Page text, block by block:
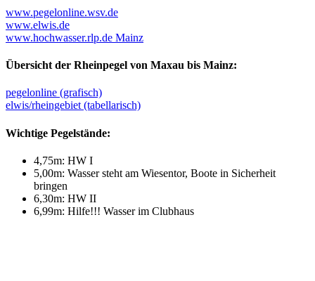
www.pegelonline.wsv.de
www.elwis.de
www.hochwasser.rlp.de Mainz
Übersicht der Rheinpegel von Maxau bis Mainz:
pegelonline (grafisch)
elwis/rheingebiet (tabellarisch)
Wichtige Pegelstände:
4,75m: HW I
5,00m: Wasser steht am Wiesentor, Boote in Sicherheit
bringen
6,30m: HW II
6,99m: Hilfe!!! Wasser im Clubhaus